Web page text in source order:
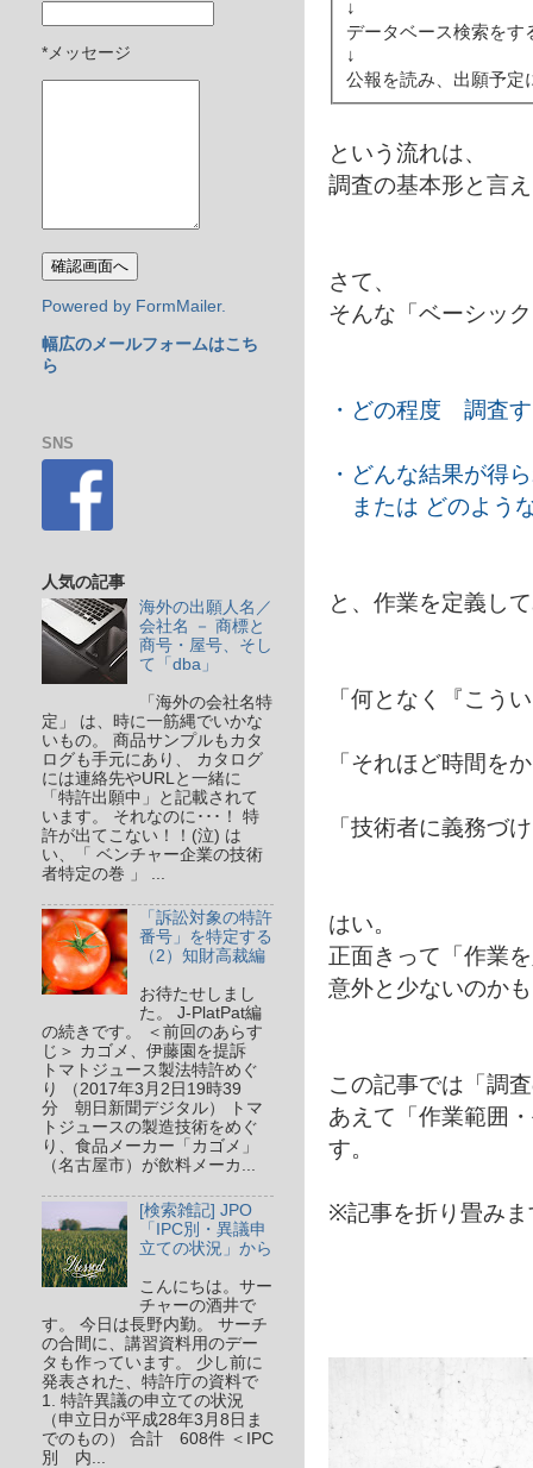
↓
データベース検索をす
↓
公報を読み、出願予定
という流れは、
調査の基本形と言
さて、
そんな「ベーシッ
・どの程度 調査
・どんな結果が得
または どのよう
と、作業を定義し
「何となく『こう
「それほど時間を
「技術者に義務づ
はい。
正面きって「作業
意外と少ないのか
この記事では「調
あえて「作業範囲
す。
※記事を折り畳みま
*メッセージ
Powered by FormMailer.
幅広のメールフォームはこち
ら
SNS
人気の記事
海外の出願人名／
会社名 － 商標と
商号・屋号、そし
て「dba」
「海外の会社名特
定」 は、時に一筋縄でいかな
いもの。 商品サンプルもカタ
ログも手元にあり、 カタログ
には連絡先やURLと一緒に
「特許出願中」と記載されて
います。 それなのに･･･！ 特
許が出てこない！！(泣) は
い、「 ベンチャー企業の技術
者特定の巻 」 ...
「訴訟対象の特許
番号」を特定する
（2）知財高裁編
お待たせしまし
た。 J-PlatPat編
の続きです。 ＜前回のあらす
じ＞ カゴメ、伊藤園を提訴
トマトジュース製法特許めぐ
り （2017年3月2日19時39
分 朝日新聞デジタル） トマ
トジュースの製造技術をめぐ
り、食品メーカー「カゴメ」
（名古屋市）が飲料メーカ...
[検索雑記] JPO
「IPC別・異議申
立ての状況」から
こんにちは。サー
チャーの酒井で
す。 今日は長野内勤。 サーチ
の合間に、講習資料用のデー
タも作っています。 少し前に
発表された、特許庁の資料で
1. 特許異議の申立ての状況
（申立日が平成28年3月8日ま
でのもの） 合計 608件 ＜IPC
別 内...